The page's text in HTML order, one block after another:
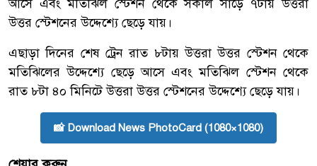
আসে এবং মতিঝিল স্টেশন থেকে সকাল সাড়ে ৭টায় উত্তরা
উত্তর স্টেশনের উদ্দেশ্যে ছেড়ে যায়।
এছাড়া দিনের শেষ ট্রেন রাত ৮টায় উত্তরা উত্তর স্টেশন থেকে
মতিঝিলের উদ্দেশ্যে ছেড়ে আসে এবং মতিঝিল স্টেশন থেকে
রাত ৮টা ৪০ মিনিটে উত্তরা উত্তর স্টেশনের উদ্দেশ্যে ছেড়ে যায়।
📸 Download News PhotoCard (1080×1080)